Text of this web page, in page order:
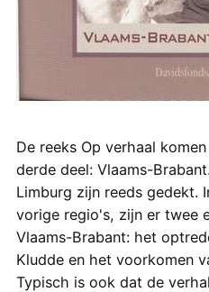
De reeks Op verhaal
derde deel: Vlaams-
Limburg zijn reeds gedekt.
vorige regio's, zijn er twee
Vlaams-Brabant: het
Kludde en het voorkomen
Typisch is ook dat de